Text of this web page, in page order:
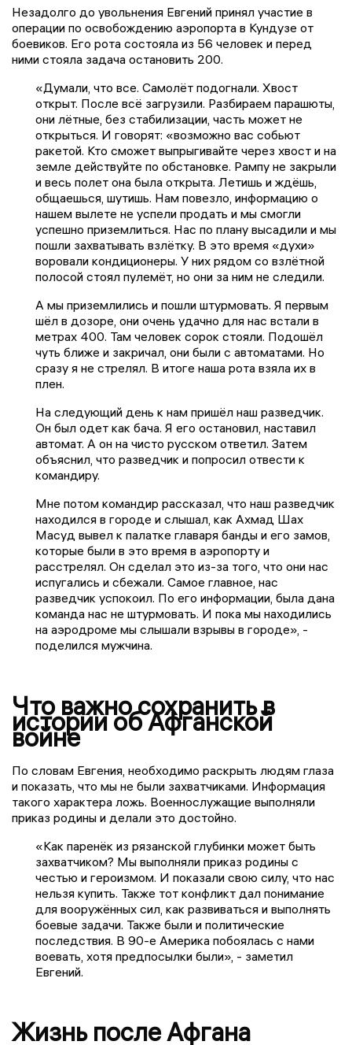
Незадолго до увольнения Евгений принял участие в
операции по освобождению аэропорта в Кундузе от
боевиков. Его рота состояла из 56 человек и перед
ними стояла задача остановить 200.
«Думали, что все. Самолёт подогнали. Хвост
открыт. После всё загрузили. Разбираем парашюты,
они лётные, без стабилизации, часть может не
открыться. И говорят: «возможно вас собьют
ракетой. Кто сможет выпрыгивайте через хвост и на
земле действуйте по обстановке. Рампу не закрыли
и весь полет она была открыта. Летишь и ждёшь,
общаешься, шутишь. Нам повезло, информацию о
нашем вылете не успели продать и мы смогли
успешно приземлиться. Нас по плану высадили и мы
пошли захватывать взлётку. В это время «духи»
воровали кондиционеры. У них рядом со взлётной
полосой стоял пулемёт, но они за ним не следили.
А мы приземлились и пошли штурмовать. Я первым
шёл в дозоре, они очень удачно для нас встали в
метрах 400. Там человек сорок стояли. Подошёл
чуть ближе и закричал, они были с автоматами. Но
сразу я не стрелял. В итоге наша рота взяла их в
плен.
На следующий день к нам пришёл наш разведчик.
Он был одет как бача. Я его остановил, наставил
автомат. А он на чисто русском ответил. Затем
объяснил, что разведчик и попросил отвести к
командиру.
Мне потом командир рассказал, что наш разведчик
находился в городе и слышал, как Ахмад Шах
Масуд вывел к палатке главаря банды и его замов,
которые были в это время в аэропорту и
расстрелял. Он сделал это из-за того, что они нас
испугались и сбежали. Самое главное, нас
разведчик успокоил. По его информации, была дана
команда нас не штурмовать. И пока мы находились
на аэродроме мы слышали взрывы в городе», -
поделился мужчина.
Что важно сохранить в
истории об Афганской
войне
По словам Евгения, необходимо раскрыть людям глаза
и показать, что мы не были захватчиками. Информация
такого характера ложь. Военнослужащие выполняли
приказ родины и делали это достойно.
«Как паренёк из рязанской глубинки может быть
захватчиком? Мы выполняли приказ родины с
честью и героизмом. И показали свою силу, что нас
нельзя купить. Также тот конфликт дал понимание
для вооружённых сил, как развиваться и выполнять
боевые задачи. Также были и политические
последствия. В 90-е Америка побоялась с нами
воевать, хотя предпосылки были», - заметил
Евгений.
Жизнь после Афгана